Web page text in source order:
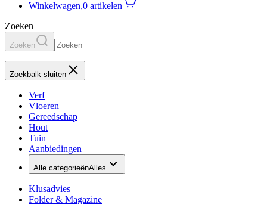
Winkelwagen,0 artikelen
Zoeken
Zoeken
Zoekbalk sluiten
Verf
Vloeren
Gereedschap
Hout
Tuin
Aanbiedingen
Alle categorieënAlles
Klusadvies
Folder & Magazine